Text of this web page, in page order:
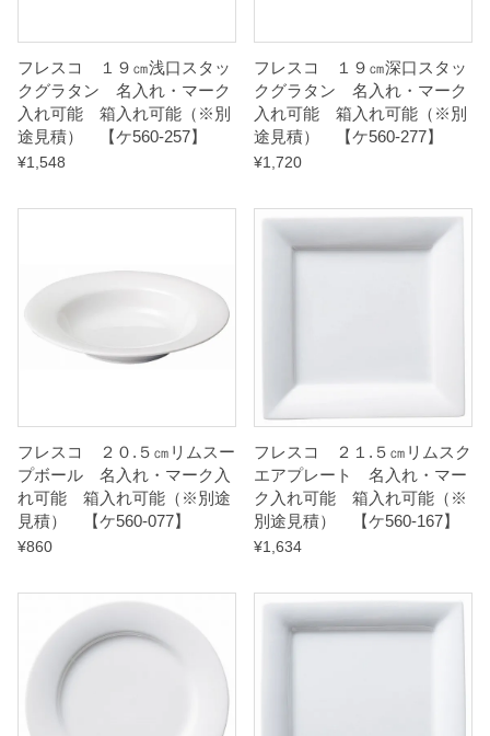
フレスコ １９㎝浅口スタッ
クグラタン 名入れ・マーク
入れ可能 箱入れ可能（※別
途見積） 【ケ560-257】
¥1,548
フレスコ １９㎝深口スタッ
クグラタン 名入れ・マーク
入れ可能 箱入れ可能（※別
途見積） 【ケ560-277】
¥1,720
フレスコ ２０.５㎝リムスー
プボール 名入れ・マーク入
れ可能 箱入れ可能（※別途
見積） 【ケ560-077】
¥860
フレスコ ２１.５㎝リムスク
エアプレート 名入れ・マー
ク入れ可能 箱入れ可能（※
別途見積） 【ケ560-167】
¥1,634